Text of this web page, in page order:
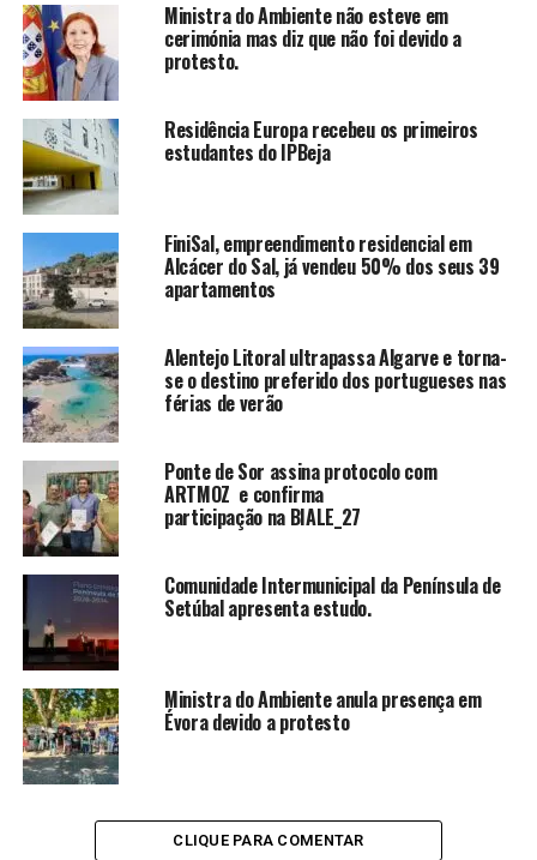
Ministra do Ambiente não esteve em
cerimónia mas diz que não foi devido a
protesto.
Residência Europa recebeu os primeiros
estudantes do IPBeja
FiniSal, empreendimento residencial em
Alcácer do Sal, já vendeu 50% dos seus 39
apartamentos
Alentejo Litoral ultrapassa Algarve e torna-
se o destino preferido dos portugueses nas
férias de verão
Ponte de Sor assina protocolo com
ARTMOZ e confirma
participação na BIALE_27
Comunidade Intermunicipal da Península de
Setúbal apresenta estudo.
Ministra do Ambiente anula presença em
Évora devido a protesto
CLIQUE PARA COMENTAR